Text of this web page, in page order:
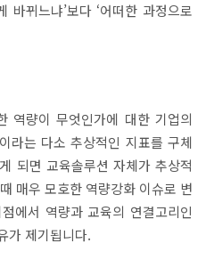
바뀌느냐’보다 ‘어떠한 과정으로
역량이 무엇인가에 대한 기업의
라는 다소 추상적인 지표를 구체
되면 교육솔루션 자체가 추상적
매우 모호한 역량강화 이슈로 변
에서 역량과 교육의 연결고리인
가 제기됩니다.